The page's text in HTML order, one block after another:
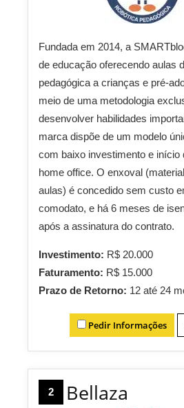
Fundada em 2014, a
de educação oferecendo aulas
pedagógica a crianças e pré-
meio de uma metodologia
desenvolver habilidades
marca dispõe de um modelo
com baixo investimento e início
home office. O enxoval
aulas) é concedido sem custo
comodato, e há 6 meses de
após a assinatura do contrato.
Investimento: R$ 20.000
Faturamento: R$ 15.000
Prazo de Retorno: 12 até 24
Pedir Informações
2 Bellaza